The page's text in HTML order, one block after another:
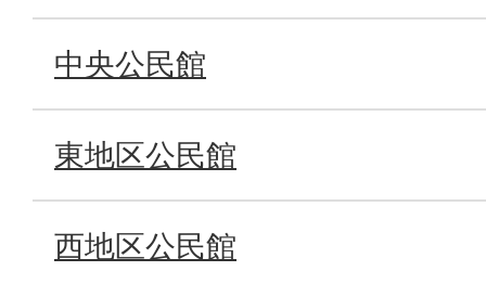
中央公民館
東地区公民館
西地区公民館